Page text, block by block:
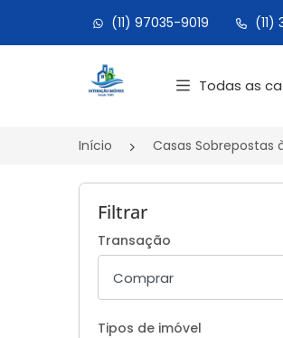
(11) 97035-9019
Página inicial
Todas as
Início Casas Sobrepostas
Filtrar
Transação
Tipos de imóvel